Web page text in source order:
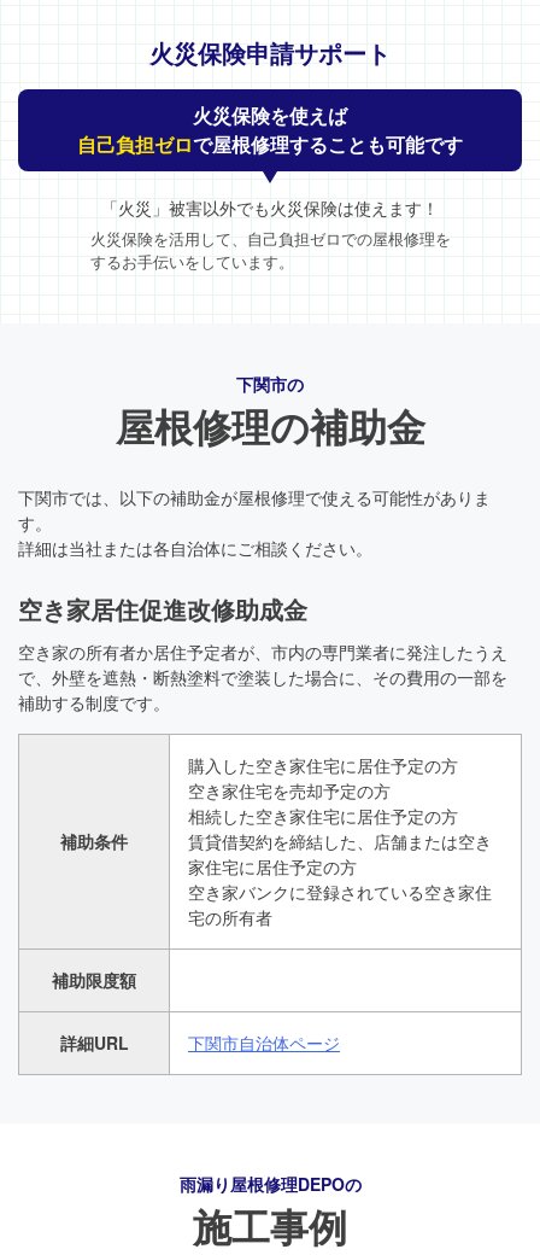
火災保険申請サポート
火災保険を使えば
自己負担ゼロで屋根修理することも可能です
「火災」被害以外でも火災保険は使えます！
火災保険を活用して、自己負担ゼロでの屋根修理を
するお手伝いをしています。
下関市の
屋根修理の補助金
下関市では、以下の補助金が屋根修理で使える可能性がありま
す。
詳細は当社または各自治体にご相談ください。
空き家居住促進改修助成金
空き家の所有者か居住予定者が、市内の専門業者に発注したうえ
で、外壁を遮熱・断熱塗料で塗装した場合に、その費用の一部を
補助する制度です。
補助条件
購入した空き家住宅に居住予定の方
空き家住宅を売却予定の方
相続した空き家住宅に居住予定の方
賃貸借契約を締結した、店舗または空き
家住宅に居住予定の方
空き家バンクに登録されている空き家住
宅の所有者
補助限度額
詳細URL 下関市自治体ページ
雨漏り屋根修理DEPOの
施工事例